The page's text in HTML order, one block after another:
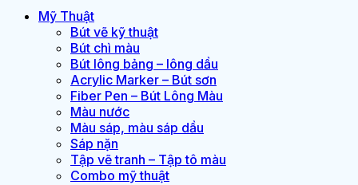
Mỹ Thuật
Bút vẽ kỹ thuật
Bút chì màu
Bút lông bảng – lông dầu
Acrylic Marker – Bút sơn
Fiber Pen – Bút Lông Màu
Màu nước
Màu sáp, màu sáp dầu
Sáp nặn
Tập vẽ tranh – Tập tô màu
Combo mỹ thuật